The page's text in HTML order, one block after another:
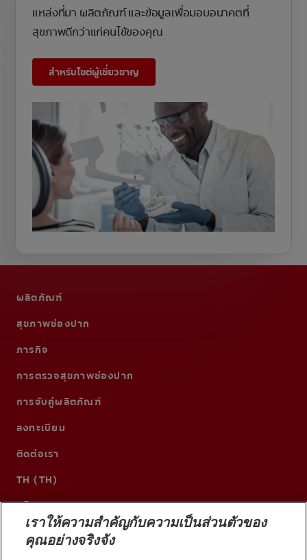
แหล่งที่มา ผลิตภัณฑ์ และข้อมูลเพื่อมอบอนาคตที่
สุขภาพดีกว่าแก่คนไข้ของคุณ
สำหรับไซต์ผู้เชี่ยวชาญ
ผลิตภัณฑ์
สุขภาพช่องปาก
ภารกิจ
การตรวจสุขภาพช่องปาก
การจับคู่ผลิตภัณฑ์
ลงทะเบียน
ติดต่อเรา
TH (TH)
เราให้ความสำคัญกับความเป็นส่วนตัวของ
คุณอย่างจริงจัง